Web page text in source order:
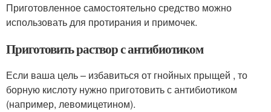
Приготовленное самостоятельно средство можно
использовать для протирания и примочек.
Приготовить раствор с антибиотиком
Если ваша цель – избавиться от гнойных прыщей , то
борную кислоту нужно приготовить с антибиотиком
(например, левомицетином).